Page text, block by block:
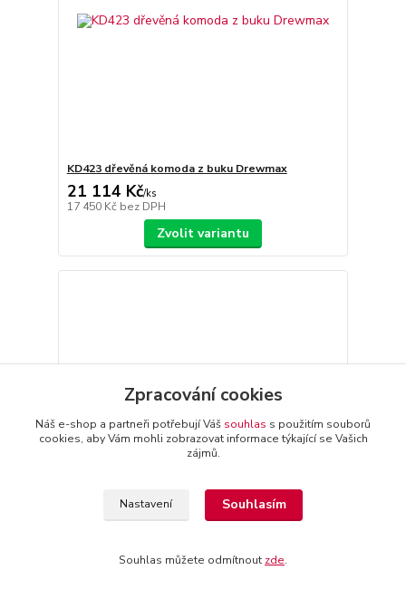
KD423 dřevěná komoda z buku Drewmax
21 114 Kč/ks
17 450 Kč bez DPH
Zvolit variantu
KD422 dřevěná komoda z buku Drewmax
Zpracování cookies
Náš e-shop a partneři potřebují Váš souhlas s použitím souborů
cookies, aby Vám mohli zobrazovat informace týkající se Vašich
zájmů.
Nastavení Souhlasím
Souhlas můžete odmítnout zde.